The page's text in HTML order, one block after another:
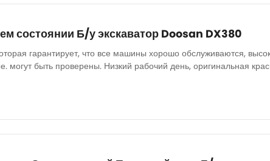
состоянии Б/у экскаватор Doosan DX380
гарантирует, что все машины хорошо обслуживаются,
могут быть проверены. Низкий рабочий день, оригинальная